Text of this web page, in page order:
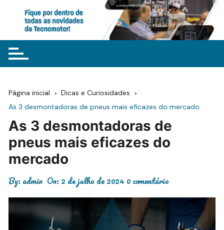
conteúdo
Página inicial
Dicas e Curiosidades
As 3 desmontadoras de pneus mais eficazes do mercado
As 3 desmontadoras de
pneus mais eficazes do
mercado
By: admin On: 2 de julho de 2024 0 comentário